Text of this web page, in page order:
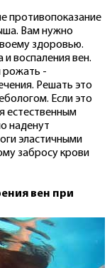
противопоказание
Вам нужно
здоровью.
воспаления вен.
рожать -
Решать это
Если это
естественным
наденут
эластичными
забросу крови
вен при